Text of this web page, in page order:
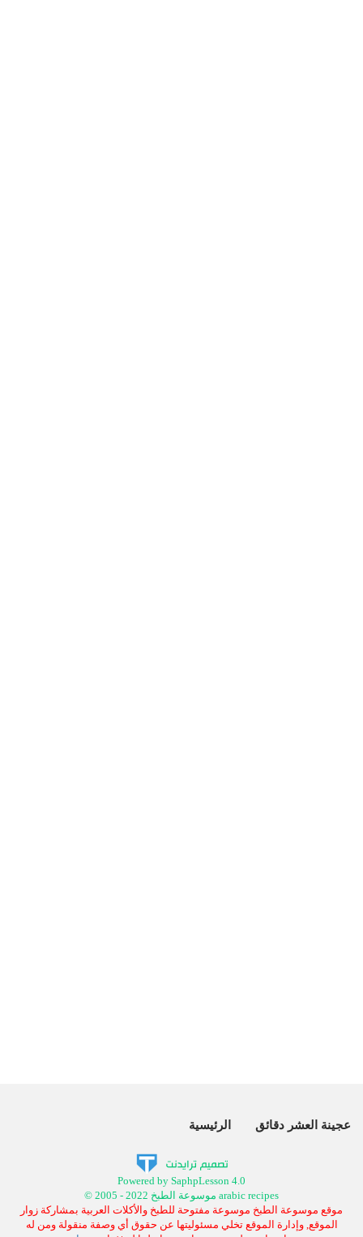
عجينة العشر دقائق الرئيسية
Powered by SaphpLesson 4.0
© 2005 - 2022 موسوعة الطبخ arabic recipes
موقع موسوعة الطبخ موسوعة مفتوحة للطبخ والأكلات العربية بمشاركة زوار
الموقع, وإدارة الموقع تخلي مسئوليتها عن حقوق أي وصفة منقولة ومن له